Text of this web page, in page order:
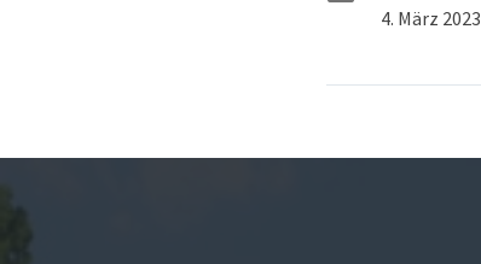
4. März 2023